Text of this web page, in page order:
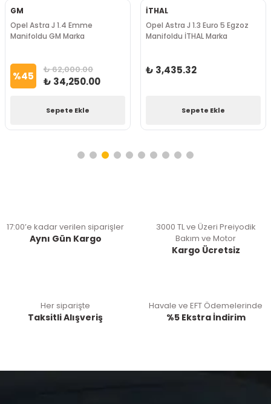
GM
Opel Astra J 1.4 Emme
Manifoldu GM Marka
%45 ₺ 62,000.00
₺ 34,250.00
Sepete Ekle
İTHAL
Opel Astra J 1.3 Euro 5 Egzoz
Manifoldu İTHAL Marka
₺ 3,435.32
Sepete Ekle
17:00’e kadar verilen siparişler
Aynı Gün Kargo
3000 TL ve Üzeri Preiyodik
Bakım ve Motor
Kargo Ücretsiz
Her siparişte
Taksitli Alışveriş
Havale ve EFT Ödemelerinde
%5 Ekstra İndirim